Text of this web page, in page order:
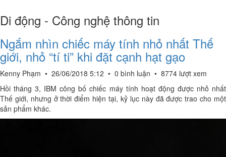
Di động - Công nghệ thông tin
Ngắm nhìn chiếc máy tính nhỏ nhất Thế
giới, nhỏ “tí ti” khi đặt cạnh hạt gạo
Kenny Phạm • 26/06/2018 5:12 • 0 bình luận • 8774 lượt xem
Hồi tháng 3, IBM công bố chiếc máy tính hoạt động được nhỏ nhất
Thế giới, nhưng ở thời điểm hiện tại, kỷ lục này đã được trao cho một
sản phẩm khác.